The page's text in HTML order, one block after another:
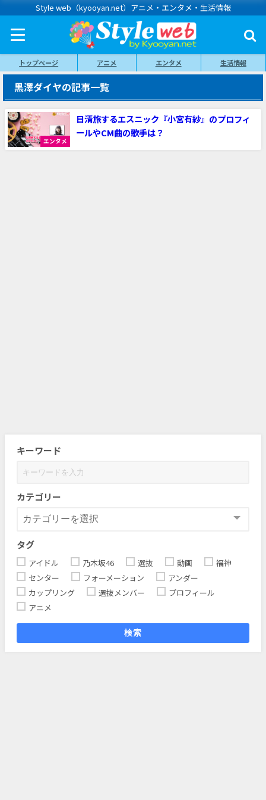
Style web（kyooyan.net）アニメ・エンタメ・生活情報
トップページ アニメ エンタメ 生活情報
黒澤ダイヤの記事一覧
エンタメ
日清旅するエスニック『小宮有紗』のプロフィ
ールやCM曲の歌手は？
キーワード
カテゴリー
タグ
アイドル 乃木坂46 選抜 動画
福神
センター
フォーメーション
アンダー
カップリング
選抜メンバー
プロフィール
アニメ
検索